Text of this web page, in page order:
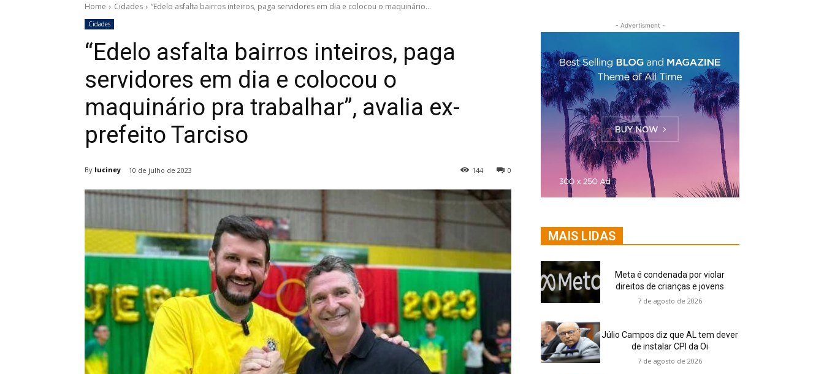
Home Cidades “Edelo asfalta bairros inteiros, paga servidores em dia e colocou o maquinário...
Cidades
“Edelo asfalta bairros inteiros, paga
servidores em dia e colocou o
maquinário pra trabalhar”, avalia ex-
prefeito Tarciso
By luciney 10 de julho de 2023 0
144
- Advertisment -
MAIS LIDAS
Meta é condenada por violar
direitos de crianças e jovens
7 de agosto de 2026
Júlio Campos diz que AL tem dever
de instalar CPI da Oi
7 de agosto de 2026